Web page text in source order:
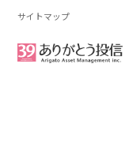
サイトマップ